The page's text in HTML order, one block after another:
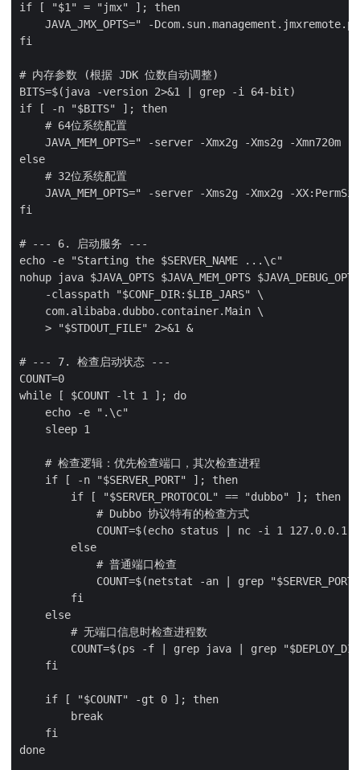
if [ "$1" = "jmx" ]; then
JAVA_JMX_OPTS=" -
fi
# 内存参数 (根据 JDK 位数自动调整)
BITS=$(java -version 2>&1 | grep -i 64-bit)
if [ -n "$BITS" ]; then
    # 64位系统配置
JAVA_MEM_OPTS=" -server -Xmx2g -Xms2g -Xmn720m
else
    # 32位系统配置
JAVA_MEM_OPTS=" -server -Xms2g -Xmx2g -
fi
# --- 6. 启动服务 ---
echo -e "Starting the $SERVER_NAME ...\c"
nohup java $JAVA_OPTS $JAVA_MEM_OPTS
    -classpath "$CONF_DIR:$LIB_JARS" \
    com.alibaba.dubbo.container.Main \
    > "$STDOUT_FILE" 2>&1 &
# --- 7. 检查启动状态 ---
COUNT=0
while [ $COUNT -lt 1 ]; do
    echo -e ".\c"
    sleep 1
    # 检查逻辑：优先检查端口，其次检查进程
    if [ -n "$SERVER_PORT" ]; then
        if [ "$SERVER_PROTOCOL" == "dubbo" ]; then
            # Dubbo 协议特有的检查方式
COUNT=$(echo status | nc -i 1 127.0.0.1
        else
            # 普通端口检查
COUNT=$(netstat -an | grep
        fi
    else
        # 无端口信息时检查进程数
COUNT=$(ps -f | grep java | grep
    fi
    if [ "$COUNT" -gt 0 ]; then
        break
    fi
done